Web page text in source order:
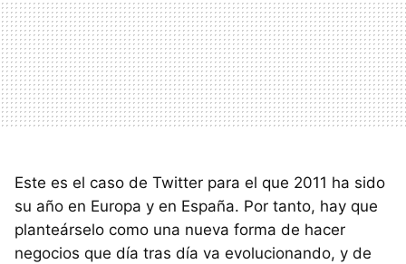
Este es el caso de Twitter para el que 2011 ha sido
su año en Europa y en España. Por tanto, hay que
planteárselo como una nueva forma de hacer
negocios que día tras día va evolucionando, y de